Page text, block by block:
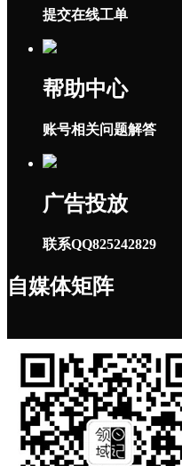
提交在线工单
帮助中心
账号相关问题解答
广告投放
联系QQ825242829
自媒体矩阵